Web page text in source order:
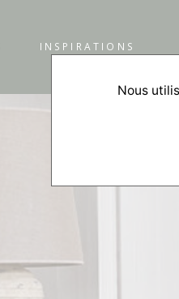
INSPIRATIONS
Nous